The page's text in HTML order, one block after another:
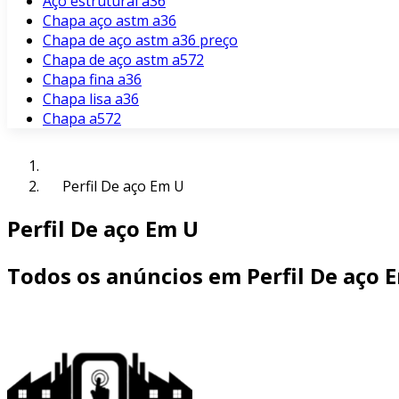
Chapa aço astm a36
Chapa de aço astm a36 preço
Chapa de aço astm a572
Chapa fina a36
Chapa lisa a36
Chapa a572
Perfil De aço Em U
Perfil De aço Em U
Todos os anúncios em Perfil De aço